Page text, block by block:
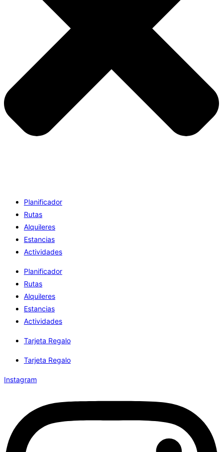
Planificador
Rutas
Alquileres
Estancias
Actividades
Planificador
Rutas
Alquileres
Estancias
Actividades
Tarjeta Regalo
Tarjeta Regalo
Instagram